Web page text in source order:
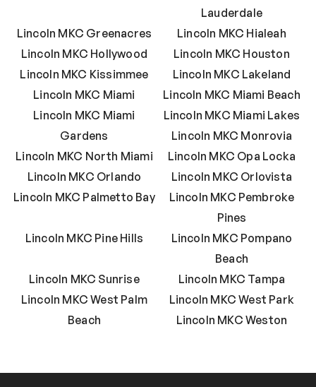
Lauderdale
Lincoln MKC Greenacres
Lincoln MKC Hialeah
Lincoln MKC Hollywood
Lincoln MKC Houston
Lincoln MKC Kissimmee
Lincoln MKC Lakeland
Lincoln MKC Miami
Lincoln MKC Miami Beach
Lincoln MKC Miami
Gardens
Lincoln MKC Miami Lakes
Lincoln MKC Monrovia
Lincoln MKC North Miami
Lincoln MKC Opa Locka
Lincoln MKC Orlando
Lincoln MKC Orlovista
Lincoln MKC Palmetto Bay
Lincoln MKC Pembroke
Pines
Lincoln MKC Pine Hills
Lincoln MKC Pompano
Beach
Lincoln MKC Sunrise
Lincoln MKC Tampa
Lincoln MKC West Palm
Beach
Lincoln MKC West Park
Lincoln MKC Weston